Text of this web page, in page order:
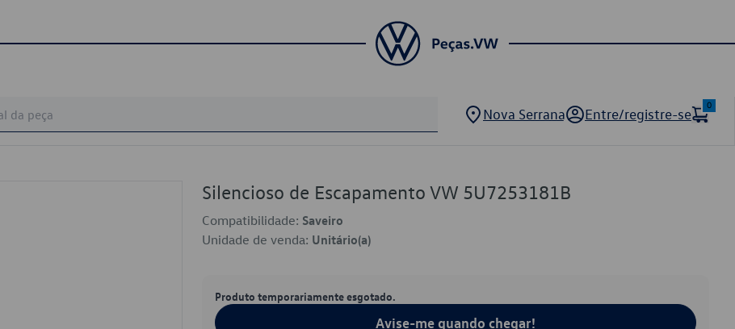
Nova Serrana Entre/registre-se
0
Silencioso de Escapamento VW 5U7253181B
Compatibilidade: Saveiro
Unidade de venda: Unitário(a)
Produto temporariamente esgotado.
Avise-me quando chegar!